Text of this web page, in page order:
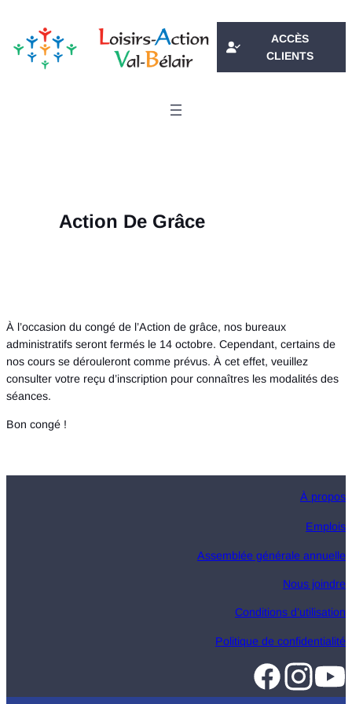
contenu
ACCÈS
CLIENTS
Action De Grâce
À l’occasion du congé de l’Action de grâce, nos bureaux
administratifs seront fermés le 14 octobre. Cependant, certains de
nos cours se dérouleront comme prévus. À cet effet, veuillez
consulter votre reçu d’inscription pour connaîtres les modalités des
séances.
Bon congé !
À propos
Emplois
Assemblée générale annuelle
Nous joindre
Conditions d’utilisation
Politique de confidentialité